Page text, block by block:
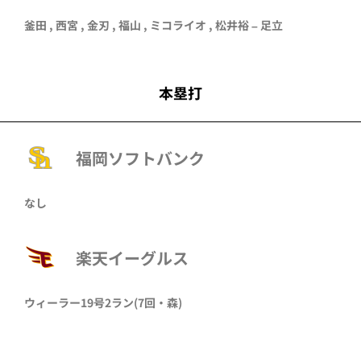
釜田 , 西宮 , 金刃 , 福山 , ミコライオ , 松井裕 – 足立
本塁打
福岡ソフトバンク
なし
楽天イーグルス
ウィーラー19号2ラン(7回・ 森)